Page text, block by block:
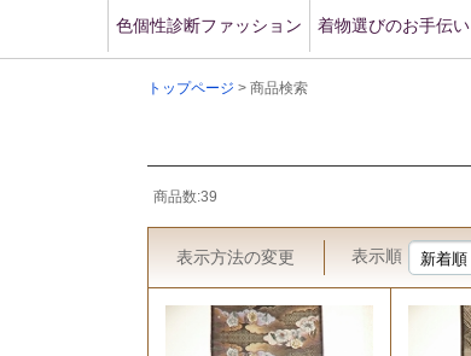
色個性診断ファッション 着物選びのお手伝い
トップページ > 商品検索
商品数:39
表示方法の変更 表示順